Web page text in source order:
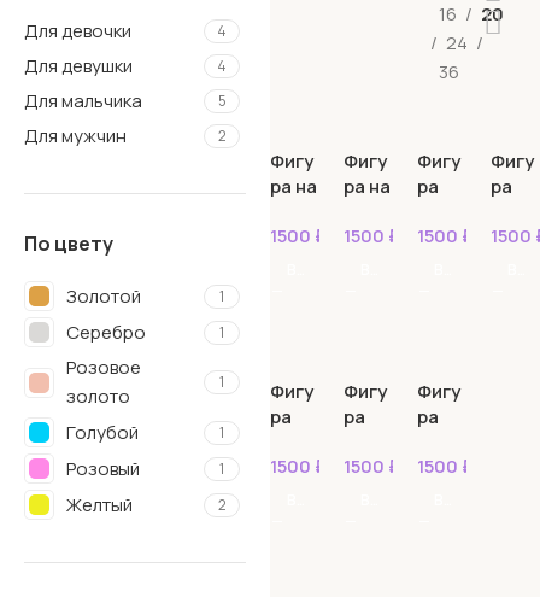
Для девочки 4
Для девушки 4
Для мальчика 5
Для мужчин 2
По цвету
Золотой 1
Серебро 1
Розовое
золото
1
Голубой 1
Розовый 1
Желтый 2
16
20
24
36
Фигу
ра на
тавк
1500 ₽
Фигу
ра на
тавк
ды
1500 ₽
Фигу
ра
меся
1500 ₽
Фигу
ра
меся
1500
Фигу
ра
меся
1500 ₽
Фигу
ра
меся
1500 ₽
Фигу
ра
меся
1500 ₽